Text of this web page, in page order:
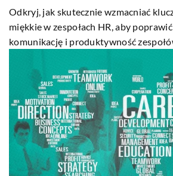
Odkryj, jak skutecznie wzmacniać
miękkie w zespołach HR, aby
komunikację i produktywność